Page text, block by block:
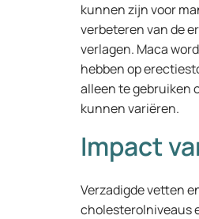
kunnen zijn voor
verbeteren van de
verlagen. Maca
hebben op
alleen te gebruiken
kunnen variëren.
Impact
Verzadigde vetten
cholesterolniveaus